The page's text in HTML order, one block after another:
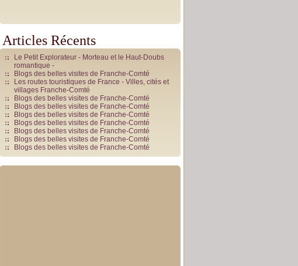
Articles Récents
Le Petit Explorateur - Morteau et le Haut-Doubs
romantique -
Blogs des belles visites de Franche-Comté
Les routes touristiques de France - Villes, cités et
villages Franche-Comté
Blogs des belles visites de Franche-Comté
Blogs des belles visites de Franche-Comté
Blogs des belles visites de Franche-Comté
Blogs des belles visites de Franche-Comté
Blogs des belles visites de Franche-Comté
Blogs des belles visites de Franche-Comté
Blogs des belles visites de Franche-Comté